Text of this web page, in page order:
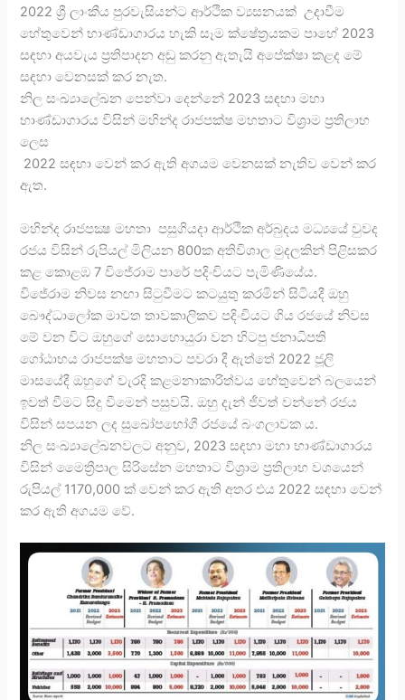
2022 ශ්‍රී ලාංකීය පුරවැසියන්ට ආර්ථික ව්‍යසනයක් උදාවීම
හේතුවෙන් භාණ්ඩාගාරය හැකි සෑම ක්ෂේත්‍රයකම පාහේ 2023
සඳහා අයවැය ප්‍රතිපාදන අඩු කරනු ඇතැයි අපේක්ෂා කළද මේ
සඳහා වෙනසක් කර නැත.
නිල සංඛ්‍යාලේඛන පෙන්වා දෙන්නේ 2023 සඳහා මහා
භාණ්ඩාගාරය විසින් මහින්ද රාජපක්ෂ මහතාට විශ්‍රාම ප්‍රතිලාභ
ලෙස
2022 සඳහා වෙන් කර ඇති අගයම වෙනසක් නැතිව වෙන් කර
ඇත.
මහින්ද රාජපක්‍ෂ මහතා පසුගියදා ආර්ථික අර්බුදය මධ්‍යයේ වුවද
රජය විසින් රුපියල් මිලියන 800ක අතිවිශාල මුදලකින් පිළිසකර
කළ කොළඹ 7 විජේරාම පාරේ පදිංචියට පැමිණියේය.
විජේරාම නිවස නඟා සිටුවීමට කටයුතු කරමින් සිටියදී ඔහු
බෞද්ධාලෝක මාවත තාවකාලිකව පදිංචියට ගිය රජයේ නිවස
මේ වන විට ඔහුගේ සොහොයුරා වන හිටපු ජනාධිපති
ගෝඨාභය රාජපක්ෂ මහතාට පවරා දී ඇත්තේ 2022 ජූලි
මාසයේදී ඔහුගේ වැරදි කළමනාකාරිත්වය හේතුවෙන් බලයෙන්
ඉවත් වීමට සිදු වීමෙන් පසුවයි. ඔහු දැන් ජීවත් වන්නේ රජය
විසින් සපයන ලද සුඛෝපභෝගී රජයේ බංගලාවක ය.
නිල සංඛ්‍යාලේඛනවලට අනුව, 2023 සඳහා මහා භාණ්ඩාගාරය
විසින් මෛත්‍රීපාල සිරිසේන මහතාට විශ්‍රාම ප්‍රතිලාභ වශයෙන්
රුපියල් 1170,000 ක් වෙන් කර ඇති අතර එය 2022 සඳහා වෙන්
කර ඇති අගයම වේ.